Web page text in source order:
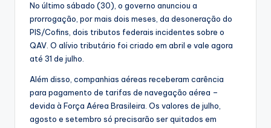
No último sábado (30), o governo anunciou a
prorrogação, por mais dois meses, da desoneração do
PIS/Cofins, dois tributos federais incidentes sobre o
QAV. O alívio tributário foi criado em abril e vale agora
até 31 de julho.
Além disso, companhias aéreas receberam carência
para pagamento de tarifas de navegação aérea –
devida à Força Aérea Brasileira. Os valores de julho,
agosto e setembro só precisarão ser quitados em